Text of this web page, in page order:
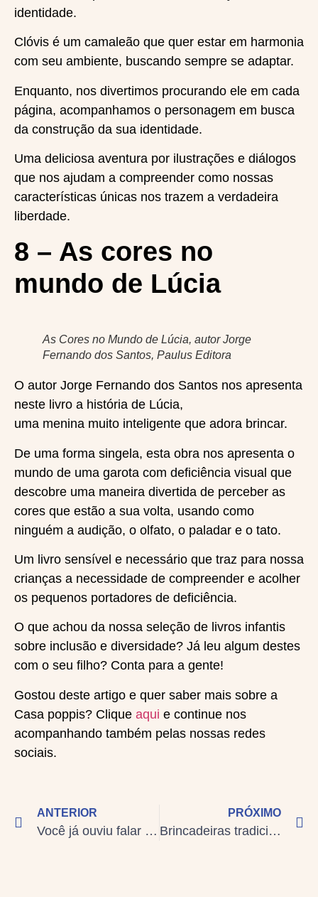
identidade.
Clóvis é um camaleão que quer estar em harmonia
com seu ambiente, buscando sempre se adaptar.
Enquanto, nos divertimos procurando ele em cada
página, acompanhamos o personagem em busca
da construção da sua identidade.
Uma deliciosa aventura por ilustrações e diálogos
que nos ajudam a compreender como nossas
características únicas nos trazem a verdadeira
liberdade.
8 – As cores no
mundo de Lúcia
As Cores no Mundo de Lúcia, autor Jorge
Fernando dos Santos, Paulus Editora
O autor Jorge Fernando dos Santos nos apresenta
neste livro a história de Lúcia,
uma menina muito inteligente que adora brincar.
De uma forma singela, esta obra nos apresenta o
mundo de uma garota com deficiência visual que
descobre uma maneira divertida de perceber as
cores que estão a sua volta, usando como
ninguém a audição, o olfato, o paladar e o tato.
Um livro sensível e necessário que traz para nossa
crianças a necessidade de compreender e acolher
os pequenos portadores de deficiência.
O que achou da nossa seleção de livros infantis
sobre inclusão e diversidade? Já leu algum destes
com o seu filho? Conta para a gente!
Gostou deste artigo e quer saber mais sobre a
Casa poppis? Clique aqui e continue nos
acompanhando também pelas nossas redes
sociais.
ANTERIOR
Você já ouviu falar em festa afetiva?
PRÓXIMO
Brincadeiras tradicionais ao ar livre têm papel importante no desenvolvimento das crianças